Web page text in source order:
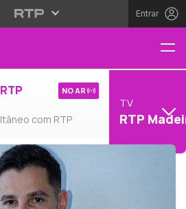
Entrar
com RTP
NO AR
TV
RTP